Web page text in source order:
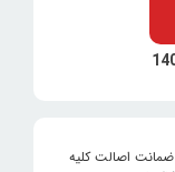
ضمانت اصالت کلیه